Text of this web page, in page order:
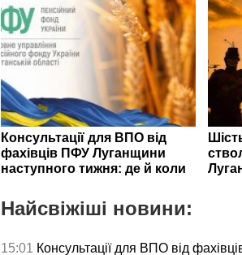
Консультації для ВПО від
фахівців ПФУ Луганщини
наступного тижня: де й коли
Найсвіжіші новини:
15:01 Консультації для ВПО від